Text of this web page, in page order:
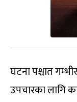
घटना पश्चात
उपचारका लागि